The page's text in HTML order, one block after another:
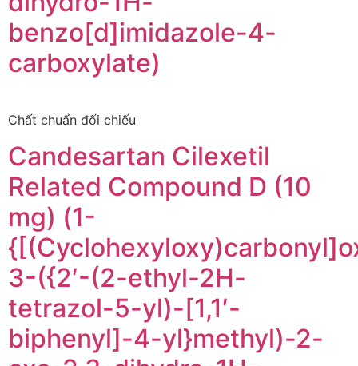
benzo[d]imidazole-4-
carboxylate)
Chất chuẩn đối chiếu
Candesartan Cilexetil
Related Compound D (10
mg) (1-
3-({2′-(2-ethyl-2H-
tetrazol-5-yl)-[1,1′-
biphenyl]-4-yl}methyl)-2-